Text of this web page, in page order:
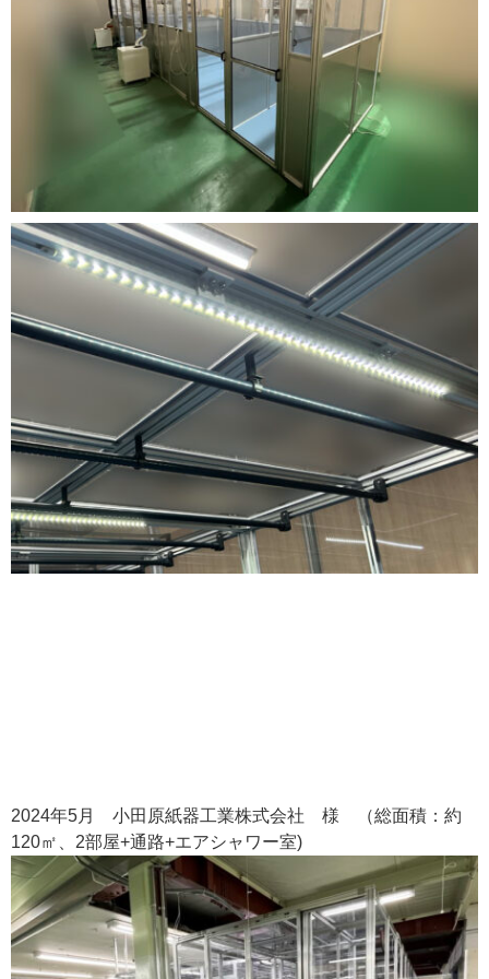
2024年5月 小田原紙器工業株式会社 様 （総面積：約
120㎡、2部屋+通路+エアシャワー室)